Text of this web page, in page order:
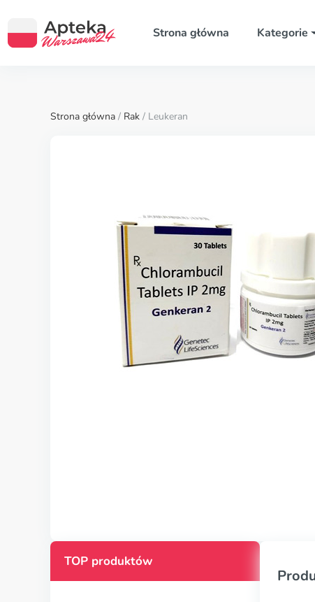
Strona główna Kategorie
Strona główna / Rak / Leukeran
TOP produktów